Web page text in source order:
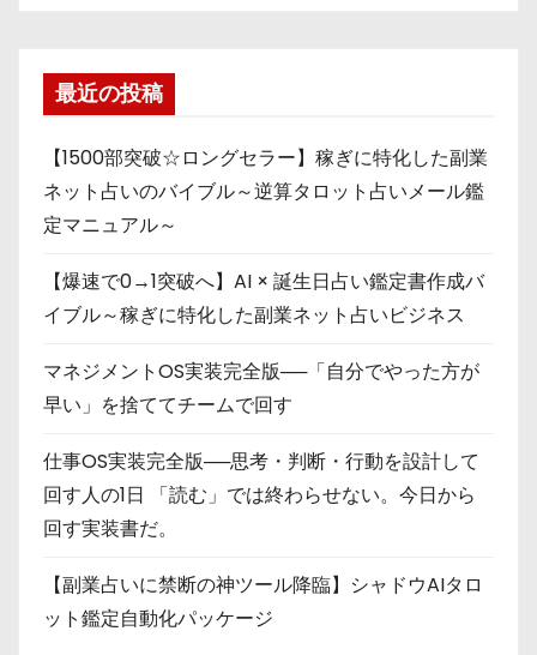
最近の投稿
【1500部突破☆ロングセラー】稼ぎに特化した副業
ネット占いのバイブル～逆算タロット占いメール鑑
定マニュアル～
【爆速で0→1突破へ】AI × 誕生日占い鑑定書作成バ
イブル～稼ぎに特化した副業ネット占いビジネス
マネジメントOS実装完全版──「自分でやった方が
早い」を捨ててチームで回す
仕事OS実装完全版──思考・判断・行動を設計して
回す人の1日 「読む」では終わらせない。今日から
回す実装書だ。
【副業占いに禁断の神ツール降臨】シャドウAIタロ
ット鑑定自動化パッケージ